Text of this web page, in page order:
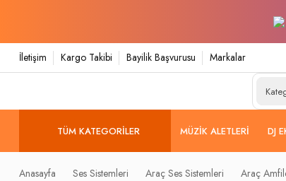
İletişim Kargo Takibi Bayilik Başvurusu Markalar
TÜM KATEGORILER MÜZIK ALETLERI DJ
Anasayfa Ses Sistemleri Araç Ses Sistemleri Araç